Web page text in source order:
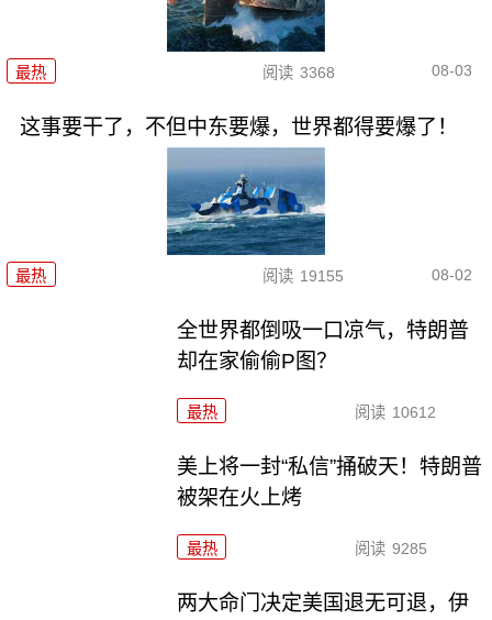
最热 阅读 3368 08-03
这事要干了，不但中东要爆，世界都得要爆了！
最热 阅读 19155 08-02
全世界都倒吸一口凉气，特朗普
却在家偷偷P图？
最热 阅读 10612
美上将一封“私信”捅破天！特朗普
被架在火上烤
最热 阅读 9285
两大命门决定美国退无可退，伊